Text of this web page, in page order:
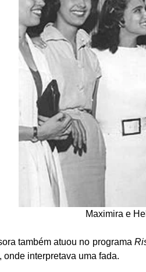
Maximira e
também atuou no programa
onde interpretava uma fada.